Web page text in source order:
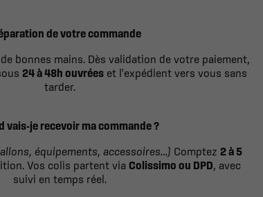
de votre commande
bonnes mains. Dès validation de votre paiement,
24 à 48h ouvréeset l'expédient vers vous sans
tarder.
vais-je recevoir ma commande ?
équipements, accessoires…) Comptez 2 à 5
Vos colis partent via Colissimo ou DPD, avec
suivi en temps réel.